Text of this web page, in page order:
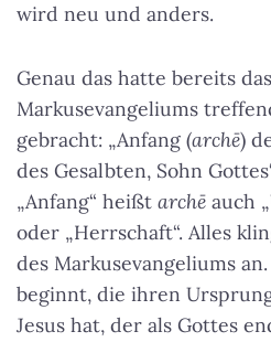
wird neu und anders.
Genau das hatte bereits
Markusevangeliums
gebracht: „Anfang (archē)
des Gesalbten, Sohn
„Anfang“ heißt archē auch
oder „Herrschaft“. Alles
des Markusevangeliums
beginnt, die ihren
Jesus hat, der als Gottes